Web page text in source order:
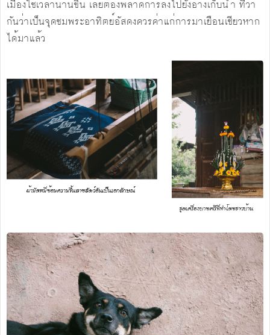
เมืองใช้เวลานานขึ้น เลยต้องพลาดการลงไปยังอ่างเก็บน้ำ ที่ว่า
กันว่าเป็นจุดชมพระอาทิตย์อัสดงควรค่าแก่การมาเยือนเชียวหาก
ได้มาแล้ว